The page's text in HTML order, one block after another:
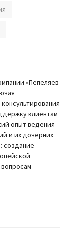
«Пепеляев
клиентам
опыт ведения
и их дочерних
создание